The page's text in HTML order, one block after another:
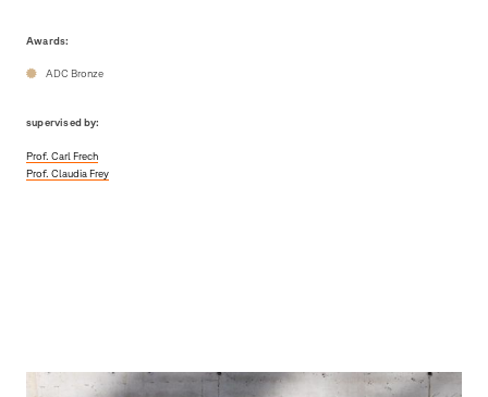
Awards:
ADC Bronze
supervised by:
Prof. Carl Frech
Prof. Claudia Frey